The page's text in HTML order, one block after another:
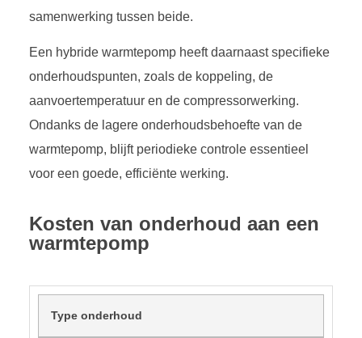
samenwerking tussen beide.
Een hybride warmtepomp heeft daarnaast specifieke
onderhoudspunten, zoals de koppeling, de
aanvoertemperatuur en de compressorwerking.
Ondanks de lagere onderhoudsbehoefte van de
warmtepomp, blijft periodieke controle essentieel
voor een goede, efficiënte werking.
Kosten van onderhoud aan een
warmtepomp
Type onderhoud